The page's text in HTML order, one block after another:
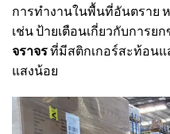
การทำงานในพื้นที่อันตราย
เช่น ป้ายเตือนเกี่ยวกับการย
จราจรที่มีสติกเกอร์สะท้อนแ
แสงน้อย